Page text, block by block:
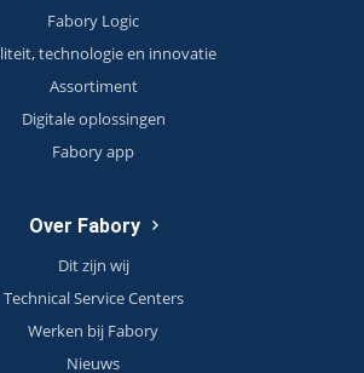
Fabory Logic
technologie en innovatie
Assortiment
Digitale oplossingen
Fabory app
Over Fabory
Dit zijn wij
Technical Service Centers
Werken bij Fabory
Nieuws